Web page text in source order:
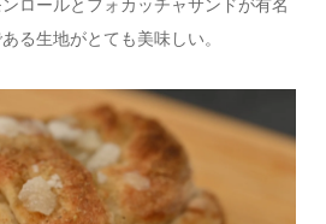
ロールとフォカッチャサンドが有名
る生地がとても美味しい。